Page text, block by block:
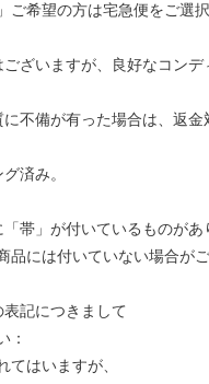
ご希望の方は宅急便をご選択
ざいますが、良好なコンデ
不備が有った場合は、返金
済み。
帯」が付いているものがあ
品には付いていない場合がご
記につきまして
：
はいますが、